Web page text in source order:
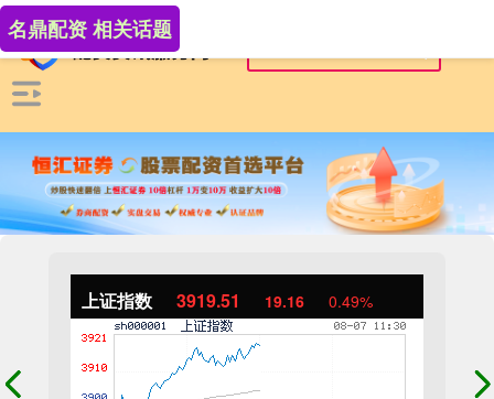
上证指数 3919.51 19.16 0.49%
名鼎配资 相关话题